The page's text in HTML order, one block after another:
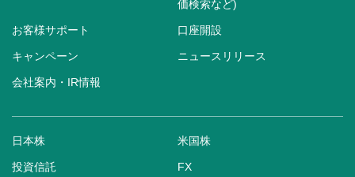
価検索など)
お客様サポート 口座開設
キャンペーン ニュースリリース
会社案内・IR情報
日本株 米国株
投資信託 FX